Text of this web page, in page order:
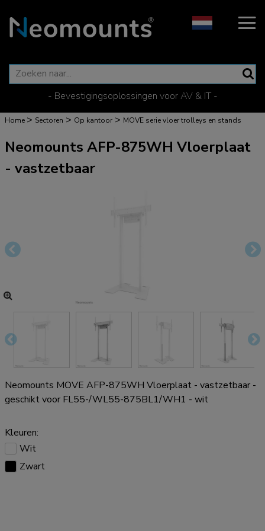
- Bevestigingsoplossingen voor AV & IT -
Home > Sectoren > Op kantoor > MOVE serie vloer trolleys en stands
Neomounts AFP-875WH Vloerplaat
- vastzetbaar
Neomounts MOVE AFP-875WH Vloerplaat - vastzetbaar -
geschikt voor FL55-/WL55-875BL1/WH1 - wit
Kleuren:
Wit
Zwart